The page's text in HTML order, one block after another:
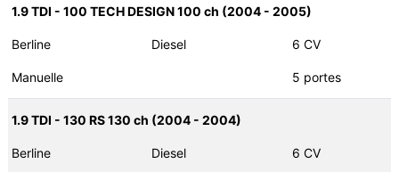
1.9 TDI - 100 TECH DESIGN 100 ch (2004 - 2005)
Berline Diesel 6 CV
Manuelle 5 portes
1.9 TDI - 130 RS 130 ch (2004 - 2004)
Berline Diesel 6 CV